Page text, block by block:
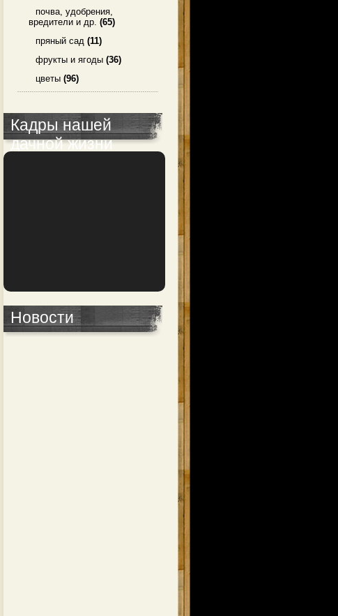
почва, удобрения,
вредители и др. (65)
пряный сад (11)
фрукты и ягоды (36)
цветы (96)
Кадры нашей
дачной жизни
Новости